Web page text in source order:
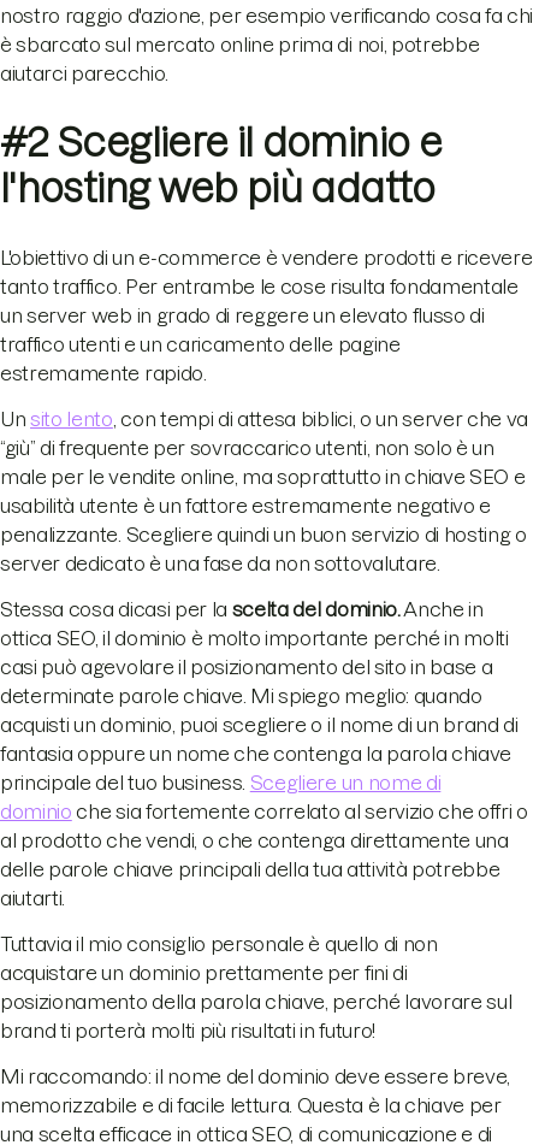
nostro raggio d'azione, per esempio verificando cosa fa chi
è sbarcato sul mercato online prima di noi, potrebbe
aiutarci parecchio.
#2 Scegliere il dominio e
l'hosting web più adatto
L'obiettivo di un e-commerce è vendere prodotti e ricevere
tanto traffico. Per entrambe le cose risulta fondamentale
un server web in grado di reggere un elevato flusso di
traffico utenti e un caricamento delle pagine
estremamente rapido.
Unsito lento , con tempi di attesa biblici, o un server che va
“giù” di frequente per sovraccarico utenti, non solo è un
male per le vendite online, ma soprattutto in chiave SEO e
usabilità utente è un fattore estremamente negativo e
penalizzante. Scegliere quindi un buon servizio di hosting o
server dedicato è una fase da non sottovalutare.
Stessa cosa dicasi per la scelta del dominio.Anche in
ottica SEO, il dominio è molto importante perché in molti
casi può agevolare il posizionamento del sito in base a
determinate parole chiave. Mi spiego meglio: quando
acquisti un dominio, puoi scegliere o il nome di un brand di
fantasia oppure un nome che contenga la parola chiave
principale del tuo business. Scegliere un nome di
dominio che sia fortemente correlato al servizio che offri o
al prodotto che vendi, o che contenga direttamente una
delle parole chiave principali della tua attività potrebbe
aiutarti.
Tuttavia il mio consiglio personale è quello di non
acquistare un dominio prettamente per fini di
posizionamento della parola chiave, perché lavorare sul
brand ti porterà molti più risultati in futuro!
Mi raccomando: il nome del dominio deve essere breve,
memorizzabile e di facile lettura. Questa è la chiave per
una scelta efficace in ottica SEO, di comunicazione e di